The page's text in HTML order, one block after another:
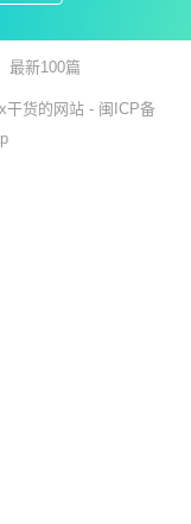
最新100篇
干货的网站 - 闽ICP备